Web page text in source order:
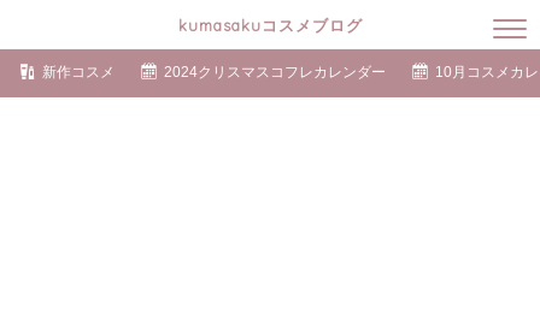
kumasakuコスメブログ
新作コスメ 2024クリスマスコフレカレンダー 10月コスメカ